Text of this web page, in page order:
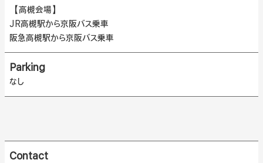
【高槻会場】
JR高槻駅から京阪バス乗車
阪急高槻駅から京阪バス乗車
Parking
なし
Contact